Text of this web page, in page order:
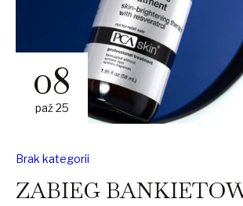
08
paź 25
Brak kategorii
ZABIEG